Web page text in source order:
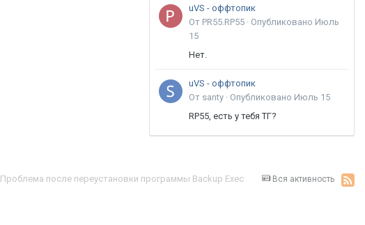
uVS - оффтопик
От PR55.RP55 · Опубликовано Июль
15
Нет.
uVS - оффтопик
От santy · Опубликовано Июль 15
RP55, есть у тебя ТГ?
Вся активность
Проблема после переустановки программы Backup Exec